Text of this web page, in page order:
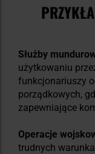
Służby
użytkowaniu
funkcjonariuszy
porządkowych,
zapewniające
Operacje
trudnych